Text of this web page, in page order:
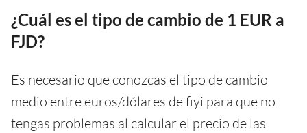
¿Cuál es el tipo de cambio de 1 EUR a
FJD?
Es necesario que conozcas el tipo de cambio
medio entre euros/dólares de fiyi para que no
tengas problemas al calcular el precio de las